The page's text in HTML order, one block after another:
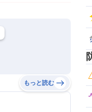
もっと読む